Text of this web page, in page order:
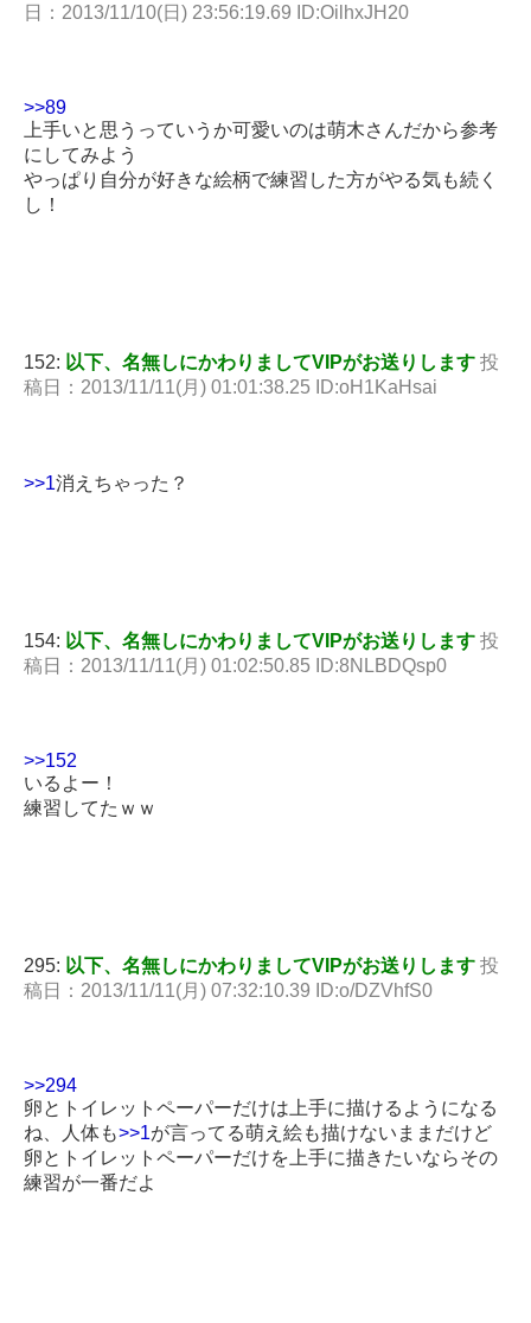
日：2013/11/10(日) 23:56:19.69 ID:OilhxJH20
>>89
上手いと思うっていうか可愛いのは萌木さんだから参考
にしてみよう
やっぱり自分が好きな絵柄で練習した方がやる気も続く
し！
152: 以下、名無しにかわりましてVIPがお送りします 投
稿日：2013/11/11(月) 01:01:38.25 ID:oH1KaHsai
>>1消えちゃった？
154: 以下、名無しにかわりましてVIPがお送りします 投
稿日：2013/11/11(月) 01:02:50.85 ID:8NLBDQsp0
>>152
いるよー！
練習してたｗｗ
295: 以下、名無しにかわりましてVIPがお送りします 投
稿日：2013/11/11(月) 07:32:10.39 ID:o/DZVhfS0
>>294
卵とトイレットペーパーだけは上手に描けるようになる
ね、人体も>>1が言ってる萌え絵も描けないままだけど
卵とトイレットペーパーだけを上手に描きたいならその
練習が一番だよ